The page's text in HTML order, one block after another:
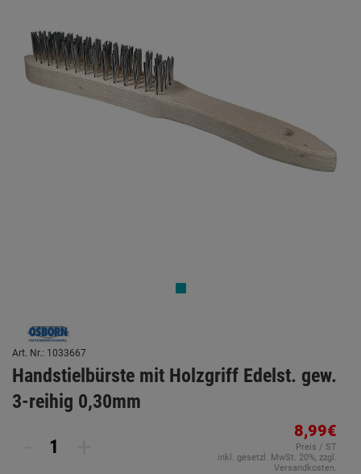
Art. Nr.: 1033667
Handstielbürste mit Holzgriff Edelst. gew.
3-reihig 0,30mm
8,99€
Preis / ST
inkl. gesetzl. MwSt. 20%, zzgl.
Versandkosten.